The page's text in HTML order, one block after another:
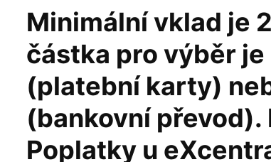
Minimální vklad je
částka pro výběr
(platební karty)
(bankovní
Poplatky u